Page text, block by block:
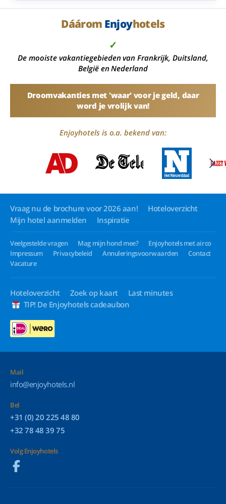
eenpersoonskamers en uitstapjes.
Dáárom Enjoyhotels
✓
De mooiste vakantiegebieden van Frankrijk, Duitsland,
België en Nederland
Droomvakanties met 'waar' voor je geld, daar
word je vrolijk van!
Enjoyhotels is o.a. bekend van:
Vraag nu de brochure voor 2026 aan!
Hoteloverzicht
Mijn hotel aanmelden
Inspiratie
Veelgestelde vragen Mag mijn hond mee?
Enjoyhotels met airco
Impressum
Privacybeleid Annuleringsvoorwaarden
Contact
Vacature
Hoteloverzicht Zoek op kaart
Last minutes
TIP! De Enjoyhotels cadeaubon
Mail
info@enjoyhotels.nl
Bel
+31 (0) 20 225 48 80
+32 78 48 39 75
Volg Enjoyhotels